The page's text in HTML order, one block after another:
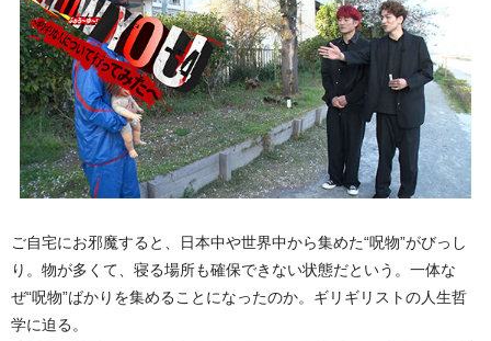
ご自宅にお邪魔すると、日本中や世界中から集めた“呪物”がびっし
り。物が多くて、寝る場所も確保できない状態だという。一体な
ぜ“呪物”ばかりを集めることになったのか。ギリギリストの人生哲
学に迫る。